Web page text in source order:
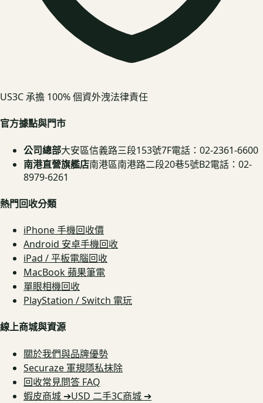
US3C 承擔 100% 個資外洩法律責任
官方據點與門市
公司總部大安區信義路三段153號7F電話：02-2361-6600
南港直營旗艦店南港區南港路二段20巷5號B2電話：02-
8979-6261
熱門回收分類
iPhone 手機回收價
Android 安卓手機回收
iPad / 平板電腦回收
MacBook 蘋果筆電
單眼相機回收
PlayStation / Switch 電玩
線上商城與資源
關於我們與品牌優勢
Securaze 軍規隱私抹除
回收常見問答 FAQ
蝦皮商城 ➔USD 二手3C商城 ➔